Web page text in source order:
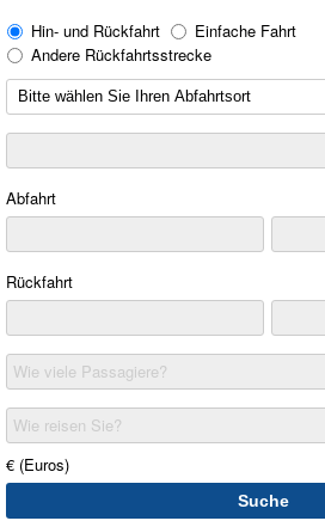
Hin- und Rückfahrt
Einfache Fahrt
Andere Rückfahrtsstrecke
Abfahrt
Rückfahrt
Wie viele Passagiere?
Wie reisen Sie?
€ (Euros)
Suche